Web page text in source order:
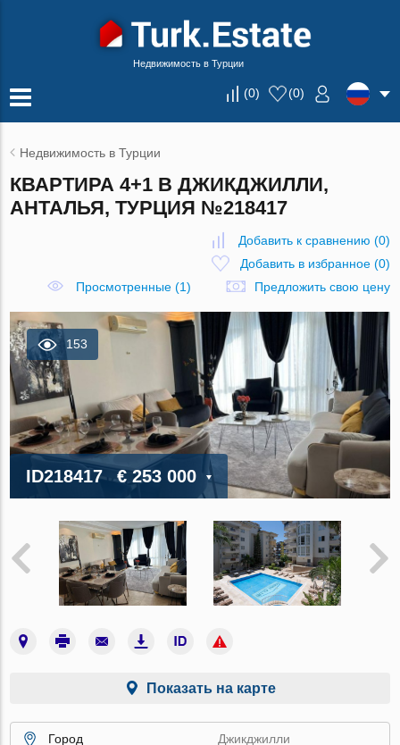
Недвижимость в Турции
(0) (0)
Недвижимость в Турции
КВАРТИРА 4+1 В ДЖИКДЖИЛЛИ,
АНТАЛЬЯ, ТУРЦИЯ №218417
Добавить к сравнению (0)
Добавить в избранное(0)
Просмотренные (1)
Предложить свою цену
153
ID218417 € 253 000
Показать на карте
Город
Джикджилли